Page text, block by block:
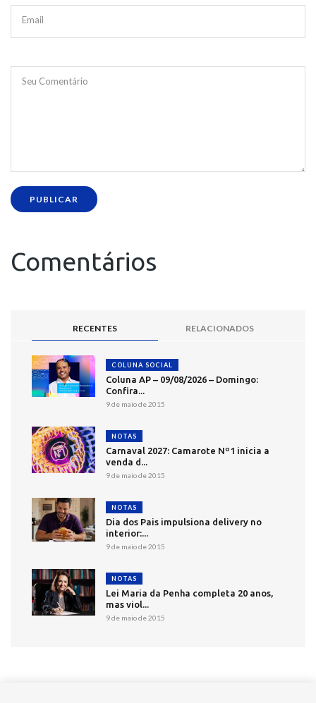
Email
Seu Comentário
PUBLICAR
Comentários
RECENTES RELACIONADOS
COLUNA SOCIAL
Coluna AP – 09/08/2026 – Domingo:
Confira...
9 de maio de 2015
NOTAS
Carnaval 2027: Camarote Nº1 inicia a
venda d...
9 de maio de 2015
NOTAS
Dia dos Pais impulsiona delivery no
interior:...
9 de maio de 2015
NOTAS
Lei Maria da Penha completa 20 anos,
mas viol...
9 de maio de 2015